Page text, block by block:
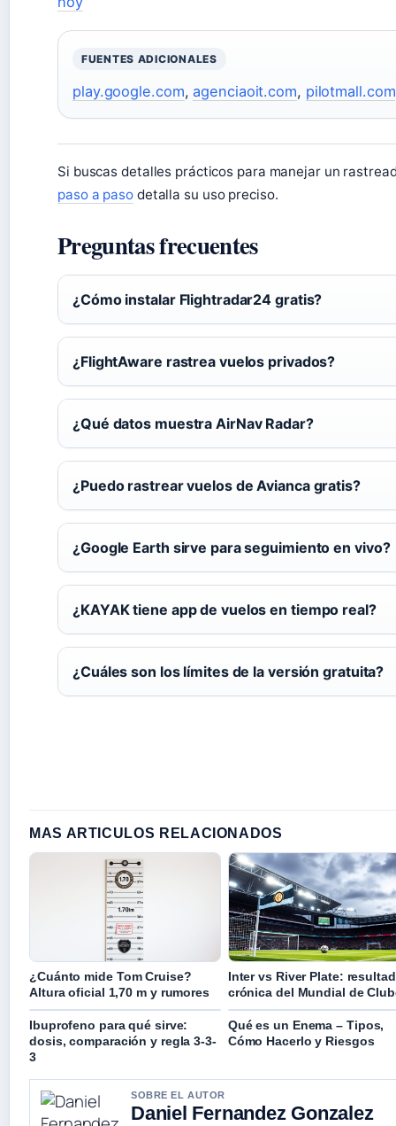
FUENTES ADICIONALES
play.google.com,agenciaoit.com, pilotmall.com
Si buscas detalles prácticos para manejar un
paso a pasodetalla su uso preciso.
Preguntas frecuentes
¿Cómo instalar Flightradar24 gratis?
¿FlightAware rastrea vuelos privados?
¿Qué datos muestra AirNav Radar?
¿Puedo rastrear vuelos de Avianca gratis?
¿Google Earth sirve para seguimiento en vivo?
¿KAYAK tiene app de vuelos en tiempo real?
¿Cuáles son los límites de la versión gratuita?
MAS ARTICULOS RELACIONADOS
¿Cuánto mide Tom Cruise?
Altura oficial 1,70 m y rumores
Inter vs River Plate:
crónica del Mundial de
Ibuprofeno para qué sirve:
dosis, comparación y regla 3-3-
3
Qué es un Enema – Tipos,
Cómo Hacerlo y Riesgos
SOBRE EL AUTOR
Daniel Fernandez Gonzalez